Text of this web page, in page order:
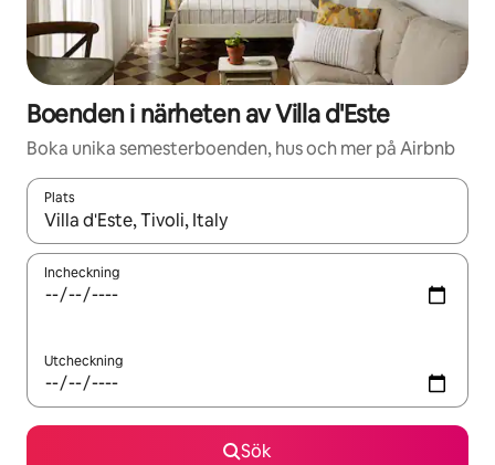
Boenden i närheten av Villa d'Este
Boka unika semesterboenden, hus och mer på Airbnb
Plats
När resultaten är tillgängliga kan du navigera med upp- och
Incheckning
Utcheckning
Sök